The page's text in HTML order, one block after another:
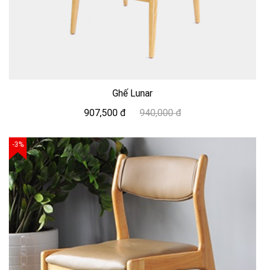
Ghế Lunar
907,500 đ
940,000 đ
-3%